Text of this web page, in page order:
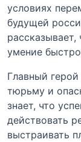
условиях
будущей
умение
Главный
тюрьму и
знает, что
действовать
выстраивать